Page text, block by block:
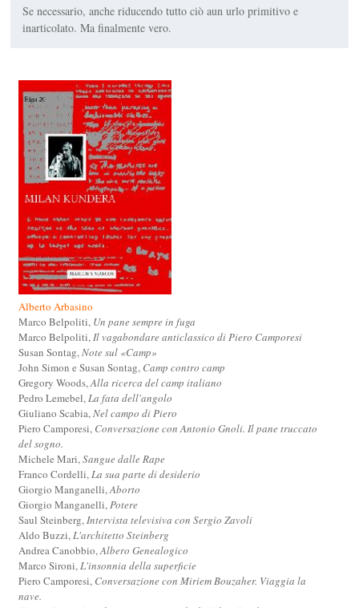
Se necessario, anche riducendo tutto ciò aun urlo primitivo e
inarticolato. Ma finalmente vero.
Alberto Arbasino
Marco Belpoliti, Un pane sempre in fuga
Marco Belpoliti,Il vagabondare anticlassico di Piero Camporesi
Susan Sontag,Note sul «Camp»
John Simon e Susan Sontag, Camp contro camp
Gregory Woods,Alla ricerca del camp italiano
Pedro Lemebel,La fata dell'angolo
Giuliano Scabia,Nel campo di Piero
Piero Camporesi, Conversazione con Antonio Gnoli. Il pane truccato
del sogno.
Michele Mari,Sangue dalle Rape
Franco Cordelli,La sua parte di desiderio
Giorgio Manganelli,Aborto
Giorgio Manganelli,Potere
Saul Steinberg,Intervista televisiva con Sergio Zavoli
Aldo Buzzi,L'architetto Steinberg
Andrea Canobbio,Albero Genealogico
Marco Sironi,L'insonnia della superficie
Piero Camporesi, Conversazione con Miriem Bouzaher. Viaggia la
nave.